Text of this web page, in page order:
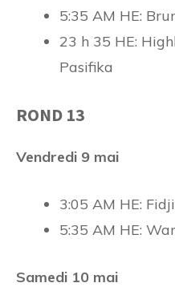
5:35 AM HE:
23 h 35 HE:
Pasifika
ROND 13
Vendredi 9 mai
3:05 AM HE:
5:35 AM HE:
Samedi 10 mai